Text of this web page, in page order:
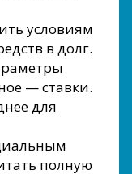
условиям
в долг.
— ставки.
для
полную